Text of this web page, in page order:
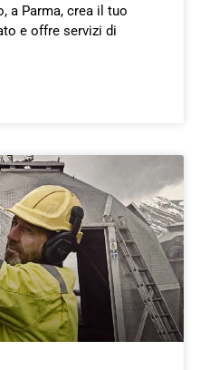
a Parma, crea il tuo
e offre servizi di